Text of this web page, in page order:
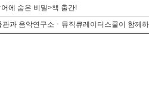
에 숨은 비밀>책 출간!
관과 음악연구소ㆍ뮤직큐레이터스쿨이 함께